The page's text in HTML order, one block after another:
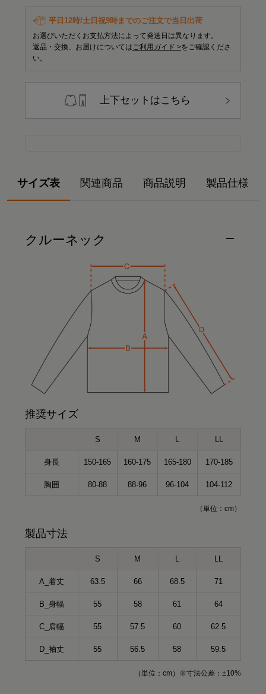
平日12時/土日祝9時までのご注文で当日出荷
お選びいただくお支払方法によって発送日は異なります。
返品・交換、お届けについては ご利用ガイド >をご確認くださ
い。
上下セットはこちら
サイズ表 関連商品 商品説明 製品仕様
クルーネック
推奨サイズ
S M
身長 150-165 160-175 165-180 170-185
胸囲 80-88 88-96 96-104 104-112
（単位：cm）
製品寸法
S M
A_着丈 63.5 66 68.5 71
B_身幅 55 58 61 64
C_肩幅 55 57.5 60 62.5
D_袖丈 55 56.5 58 59.5
（単位：cm）※寸法公差：±10%